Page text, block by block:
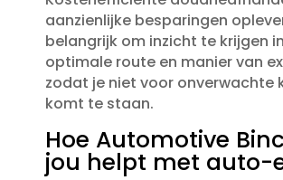
aanzienlijke besparingen
belangrijk om inzicht te krijgen
optimale route en manier van
zodat je niet voor onverwachte
komt te staan.​
Hoe Automotive
jou helpt met auto-